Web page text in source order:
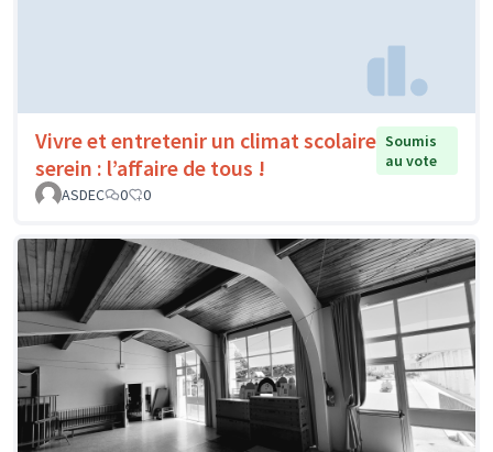
Vivre et entretenir un climat scolaire
serein : l’affaire de tous !
Soumis
au vote
ASDEC
0 0